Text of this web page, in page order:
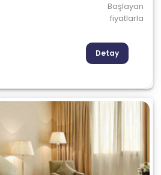
Başlayan
fiyatlarla
Detay